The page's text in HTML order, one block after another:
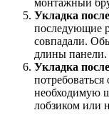
Укладка
последующие
совпадали.
длины панели.
Укладка
необходимую
лобзиком или